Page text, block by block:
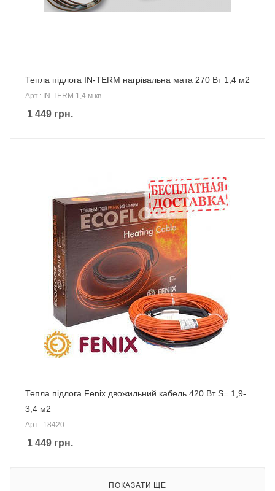
Тепла підлога IN-TERM нагрівальна мата 270 Вт 1,4 м2
Арт.: IN-TERM 1,4 м.кв.
1 449 грн.
Тепла підлога Fenix двожильний кабель 420 Вт S= 1,9-
3,4 м2
Арт.: 18420
1 449 грн.
ПОКАЗАТИ ЩЕ